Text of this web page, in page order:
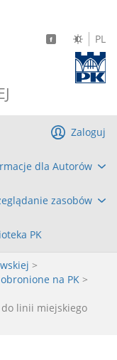
PL
dla Autorów
zasobów
PK
Zaloguj
>
na PK >
linii miejskiego